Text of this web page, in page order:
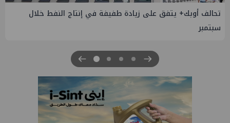
إسدال الستار على النسخة الثانية من "منتدى مصر للطاقة
والصناعة 2026" بنجاح